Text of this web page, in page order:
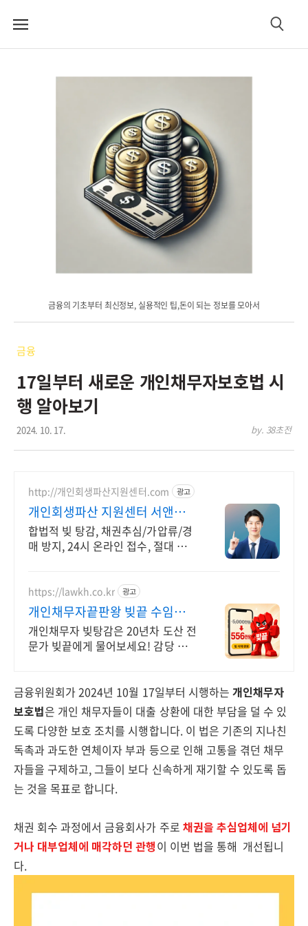
메
검
금융의 기초부터 최신정보, 실용적인 팁,돈이 되는 정보를 모아서
금융
17일부터 새로운 개인채무자보호법 시
행 알아보기
2024. 10. 17. by. 38초전
http://개인회생파산지원센터.com 광고
개인회생파산 지원센터 서앤율
빚탕감 모든 채무 해결
합법적 빚 탕감, 채권추심/가압류/경
매 방지, 24시 온라인 접수, 절대 비밀
https://lawkh.co.kr 광고
개인채무자끝판왕 빚끝 수임료
비교해보세요!
개인채무자 빚탕감은 20년차 도산 전
문가 빚끝에게 물어보세요! 감당 안
금융위원회가 2024년 10월 17일부터 시행하는 개인채무자
보호법은 개인 채무자들이 대출 상환에 대한 부담을 덜 수 있
도록 다양한 보호 조치를 시행합니다. 이 법은 기존의 지나친
독촉과 과도한 연체이자 부과 등으로 인해 고통을 겪던 채무
자들을 구제하고, 그들이 보다 신속하게 재기할 수 있도록 돕
는 것을 목표로 합니다.
채권 회수 과정에서 금융회사가 주로 채권을 추심업체에 넘기
거나 대부업체에 매각하던 관행이 이번 법을 통해 개선됩니
다.